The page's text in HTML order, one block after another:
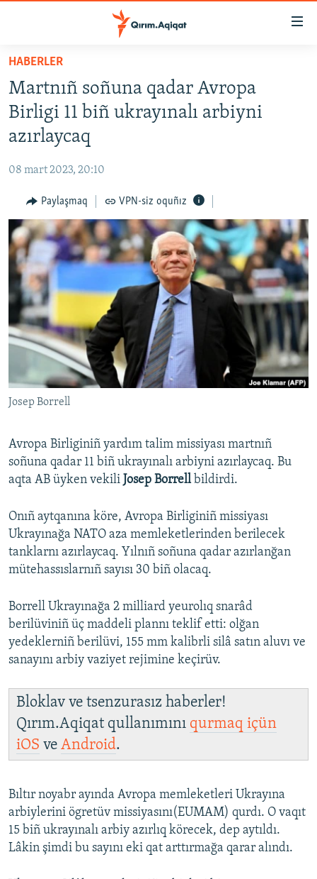
Esas
qaytmaq
Baş
navigatsiyağa
qaytmaq
Qıdıruvğa
SİYASET
İQTİSADİYAT
MEDENİYET
İNSAN AQLARI
VİDEO
SÜRET
BLOGLAR
FİKİR
Русский
Українською
QOŞULIÑIZ!
RFE/RS bütün saytları
HABERLER
Martnıñ soñuna qadar Avropa
Birligi 11 biñ ukrayınalı arbiyni
azırlaycaq
08 mart 2023, 20:10
Paylaşmaq VPN-siz oquñız
Josep Borrell
Avropa Birliginiñ yardım talim missiyası martnıñ
soñuna qadar 11 biñ ukrayınalı arbiyni azırlaycaq. Bu
aqta AB üyken vekili Josep Borrellbildirdi.
Onıñ aytqanına köre, Avropa Birliginiñ missiyası
Ukrayınağa NATO aza memleketlerinden berilecek
tanklarnı azırlaycaq. Yılnıñ soñuna qadar azırlanğan
mütehassıslarnıñ sayısı 30 biñ olacaq.
Borrell Ukrayınağa 2 milliard yeurolıq snarâd
berilüviniñ üç maddeli plannı teklif etti: olğan
yedeklerniñ berilüvi, 155 mm kalibrli silâ satın aluvı ve
sanayını arbiy vaziyet rejimine keçirüv.
Bloklav ve tsenzurasız haberler!
Qırım.Aqiqat qullanımını qurmaq içün
iOS ve Android.
Bıltır noyabr ayında Avropa memleketleri Ukrayına
arbiylerini ögretüv missiyasını(EUMAM) qurdı. O vaqıt
15 biñ ukrayınalı arbiy azırlıq körecek, dep aytıldı.
Lâkin şimdi bu sayını eki qat arttırmağa qarar alındı.